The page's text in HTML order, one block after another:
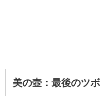
美の壺：最後のツボ